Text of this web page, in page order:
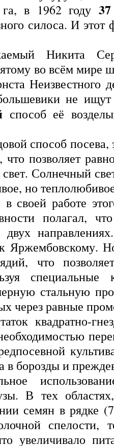
в 1962 году 37
силоса. И
Никита
во всём мире
Неизвестного
не
способ её
способ
позволяет
Солнечный
но
своей работе
полагал,
двух
Яржембовскому.
что
стальную
через равные
квадратно-
в борозды и
В тех
семян в рядке
спелости,
увеличивало